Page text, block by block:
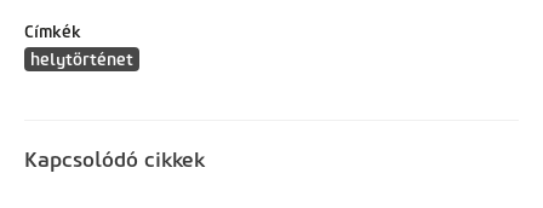
Címkék
helytörténet
Kapcsolódó cikkek